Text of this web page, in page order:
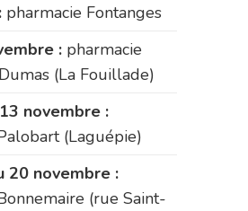
pharmacie Fontanges
: pharmacie
(La Fouillade)
novembre :
(Laguépie)
20 novembre :
(rue Saint-